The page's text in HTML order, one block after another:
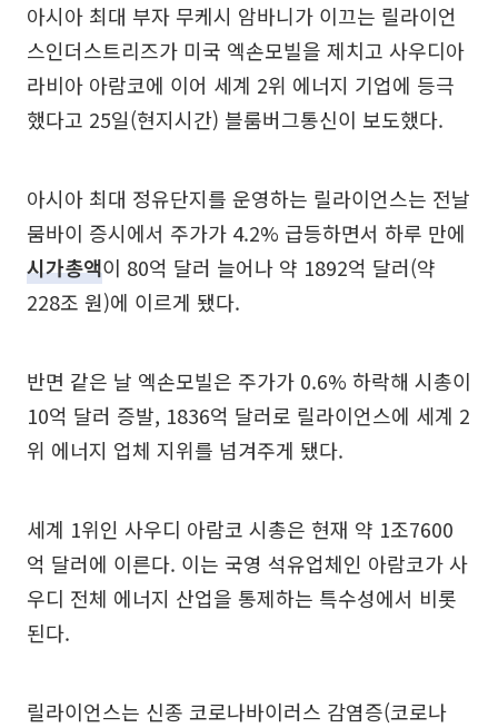
아시아 최대 부자 무케시 암바니가 이끄는 릴라이언
스인더스트리즈가 미국 엑손모빌을 제치고 사우디아
라비아 아람코에 이어 세계 2위 에너지 기업에 등극
했다고 25일(현지시간) 블룸버그통신이 보도했다.
아시아 최대 정유단지를 운영하는 릴라이언스는 전날
뭄바이 증시에서 주가가 4.2% 급등하면서 하루 만에
시가총액이 80억 달러 늘어나 약 1892억 달러(약
228조 원)에 이르게 됐다.
반면 같은 날 엑손모빌은 주가가 0.6% 하락해 시총이
10억 달러 증발, 1836억 달러로 릴라이언스에 세계 2
위 에너지 업체 지위를 넘겨주게 됐다.
세계 1위인 사우디 아람코 시총은 현재 약 1조7600
억 달러에 이른다. 이는 국영 석유업체인 아람코가 사
우디 전체 에너지 산업을 통제하는 특수성에서 비롯
된다.
릴라이언스는 신종 코로나바이러스 감염증(코로나